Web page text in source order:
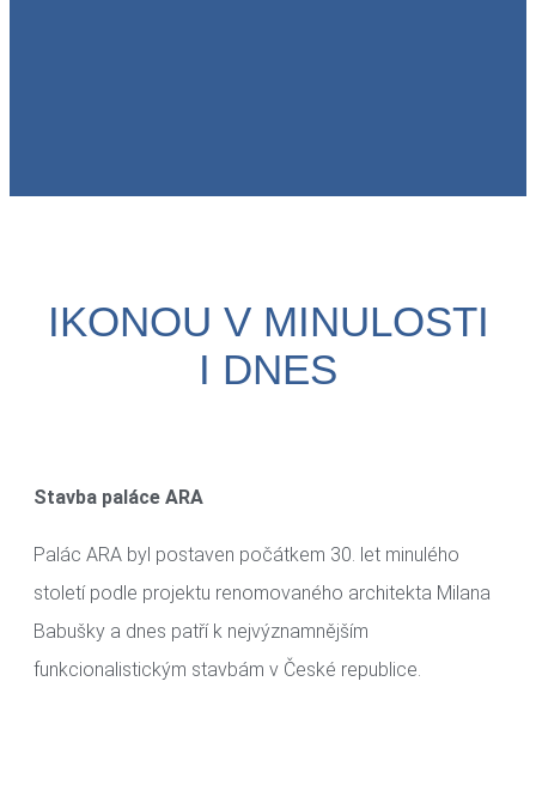
IKONOU V MINULOSTI
I DNES
Stavba paláce ARA
Palác ARA byl postaven počátkem 30. let minulého
století podle projektu renomovaného architekta Milana
Babušky a dnes patří k nejvýznamnějším
funkcionalistickým stavbám v České republice.